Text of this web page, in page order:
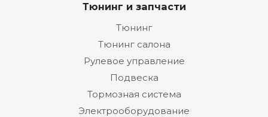
Тюнинг и запчасти
Тюнинг
Тюнинг салона
Рулевое управление
Подвеска
Тормозная система
Электрооборудование